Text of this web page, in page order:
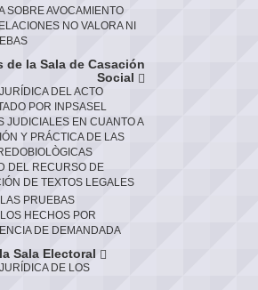
SOBRE AVOCAMIENTO
NO VALORA NI
de la Sala de Casación
Social
DEL ACTO
POR INPSASEL
JUDICIALES EN CUANTO A
Y PRÁCTICA DE LAS
DEL RECURSO DE
DE TEXTOS LEGALES
PRUEBAS
HECHOS POR
DE DEMANDADA
Sala Electoral
DE LOS